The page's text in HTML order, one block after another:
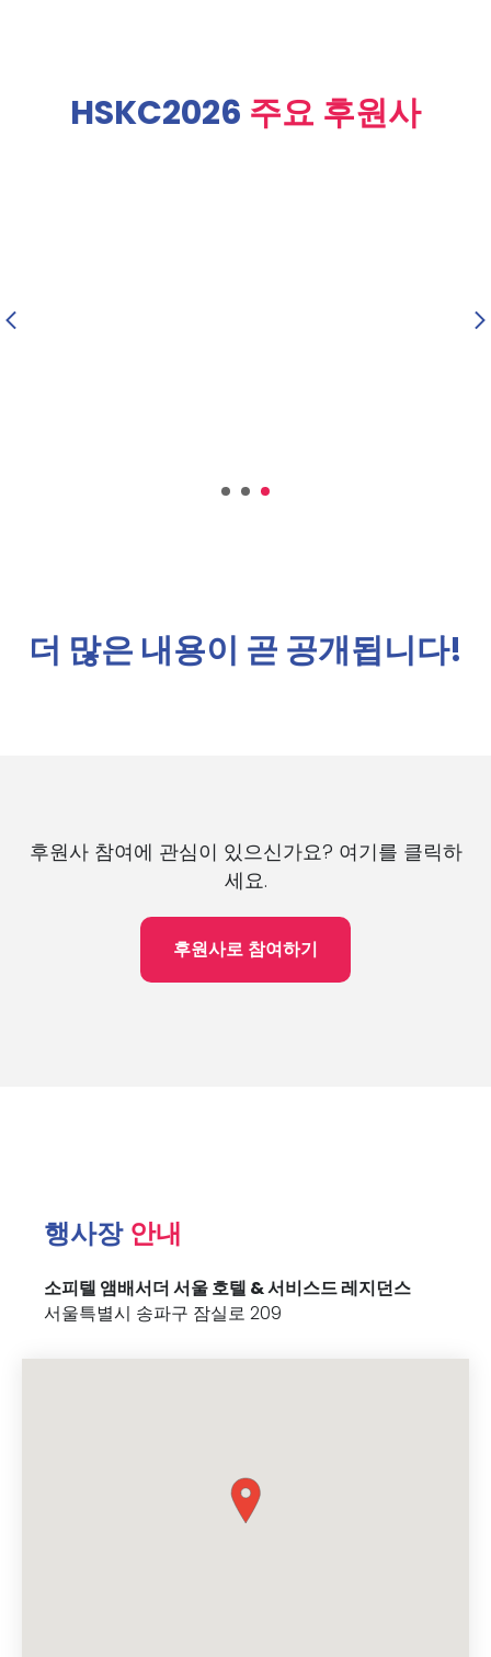
HSKC2026 주요 후원사
더 많은 내용이 곧 공개됩니다!
후원사 참여에 관심이 있으신가요? 여기를 클릭하
세요.
후원사로 참여하기
행사장 안내
소피텔 앰배서더 서울 호텔 & 서비스드 레지던스
서울특별시 송파구 잠실로 209